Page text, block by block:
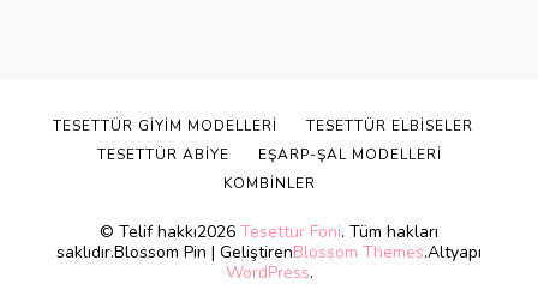
© Telif hakkı2026 Tesettur Foni. Tüm hakları
saklıdır.Blossom Pin | GeliştirenBlossom Themes.Altyapı
WordPress.
TESETTÜR GIYIM MODELLERI
TESETTÜR ELBISELER
TESETTÜR ABIYE
EŞARP-ŞAL MODELLERI
KOMBINLER